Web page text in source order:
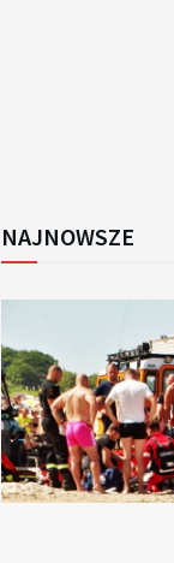
NAJNOWSZE